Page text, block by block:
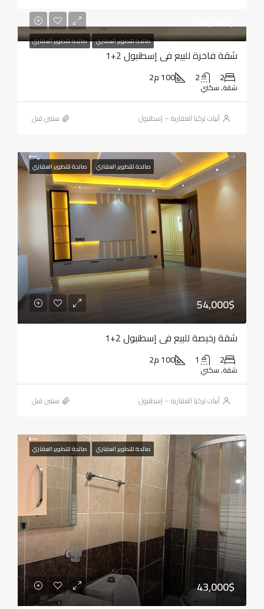
صالحة للتطوير العقاري صالحة للتطوير العقاري
330,000$
شقة فاخرة للبيع في إسطنبول 2+1
2
2 100 م2
شقة, سكني
أبيات تركيا العقارية – إسطنبول ‏سنتين قبل
صالحة للتطوير العقاري صالحة للتطوير العقاري
54,000$
شقة رخيصة للبيع في إسطنبول 2+1
2
1 100 م2
شقة, سكني
أبيات تركيا العقارية – إسطنبول ‏سنتين قبل
صالحة للتطوير العقاري صالحة للتطوير العقاري
43,000$